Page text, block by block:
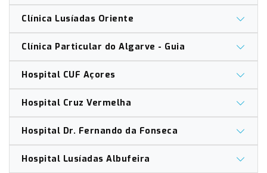
Clínica Lusíadas Oriente
Clínica Particular do Algarve - Guia
Hospital CUF Açores
Hospital Cruz Vermelha
Hospital Dr. Fernando da Fonseca
Hospital Lusíadas Albufeira